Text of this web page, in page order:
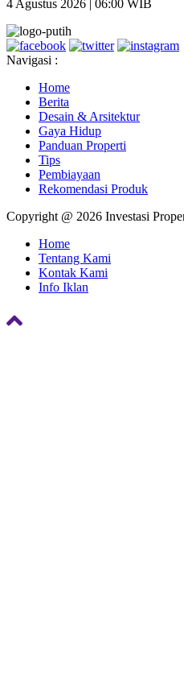
4 Agustus 2026 | 06:00 WIB
Navigasi :
Home
Berita
Desain & Arsitektur
Gaya Hidup
Panduan Properti
Tips
Pembiayaan
Rekomendasi Produk
Copyright @ 2026 Investasi
Home
Tentang Kami
Kontak Kami
Info Iklan